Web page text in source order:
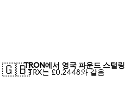
🇬🇧TRON에서 영국 파운드 스털링
1 TRX는 £0.2448와 같음